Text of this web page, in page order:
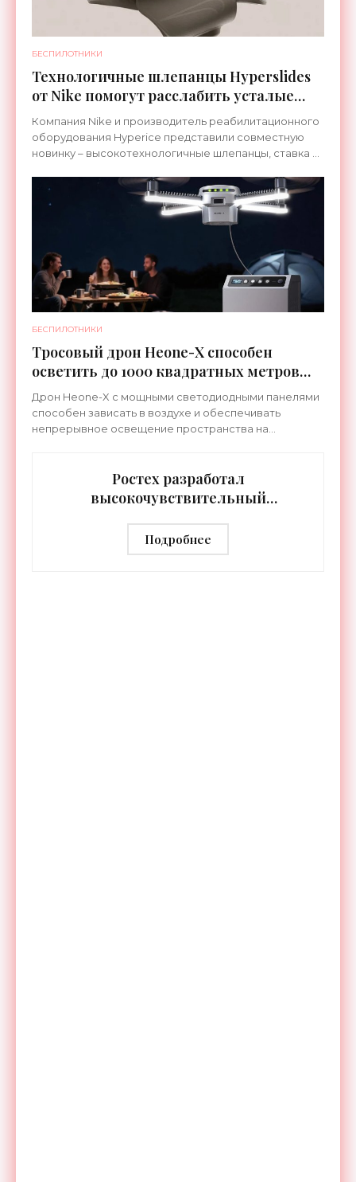
БЕСПИЛОТНИКИ
Технологичные шлепанцы Hyperslides
от Nike помогут расслабить усталые
ноги после тренировки - «Гаджеты»
Компания Nike и производитель реабилитационного
оборудования Hyperice представили совместную
новинку – высокотехнологичные шлепанцы, ставка в
БЕСПИЛОТНИКИ
Тросовый дрон Heone-X способен
осветить до 1000 квадратных метров
земли - «Беспилотники»
Дрон Heone-X с мощными светодиодными панелями
способен зависать в воздухе и обеспечивать
непрерывное освещение пространства на
Ростех разработал
высокочувствительный
дальностью распознавания до 2 км
- «Гаджеты»
Подробнее